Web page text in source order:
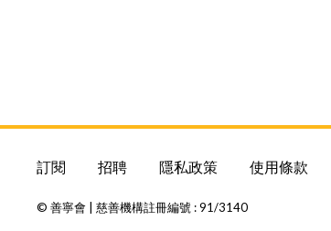
訂閱 招聘 隱私政策 使用條款
© 善寧會 | 慈善機構註冊編號 : 91/3140